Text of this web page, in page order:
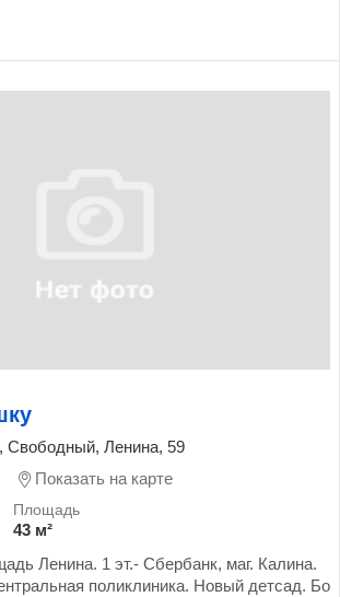
Свободный, Ленина, 59
Показать на карте
43 м²
Ленина. 1 эт.- Сбербанк, маг. Калина.
поликлиника. Новый детсад. Бо